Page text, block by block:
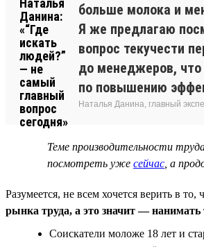
больше молока и
Я же предлагаю
вопрос текучести
до менеджеров,
по повышению
Наталья Данина, главный
Теме производительности
посмотреть уже сейчас , а
Разумеется, не всем хочется верить в
рынка труда, а это значит —
Соискатели моложе 18 лет и